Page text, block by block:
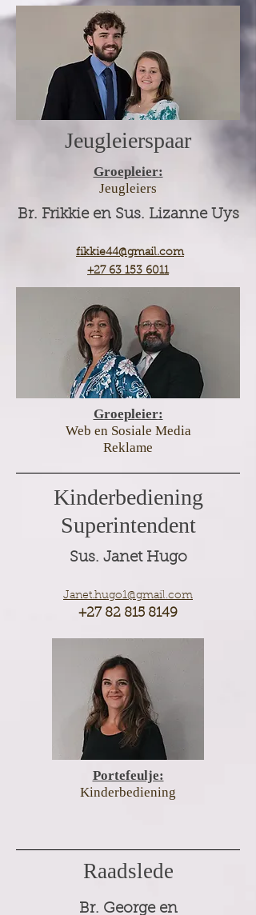
Jeugleierspaar
Groepleier:
Jeugleiers
Br. Frikkie en Sus. Lizanne Uys
fikkie44@gmail.com
+27 63 153 6011
Groepleier:
Web en Sosiale Media
Reklame
Kinderbediening
Superintendent
Sus. Janet Hugo
Janet.hugo1@gmail.com
+27 82 815 8149
Portefeulje:
Kinderbediening
Raadslede
Br. George en